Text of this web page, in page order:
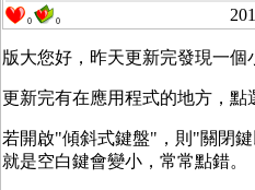
0 0
版大您好，昨天更新完發現一個
更新完有在應用程式的地方，點
若開啟"傾斜式鍵盤"，則"關閉
就是空白鍵會變小，常常點錯。